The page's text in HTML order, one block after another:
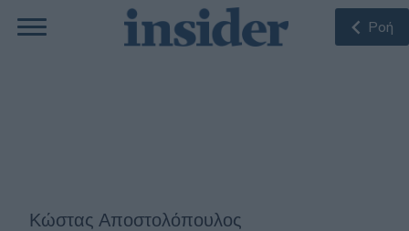
Ροή
Κώστας Αποστολόπουλος